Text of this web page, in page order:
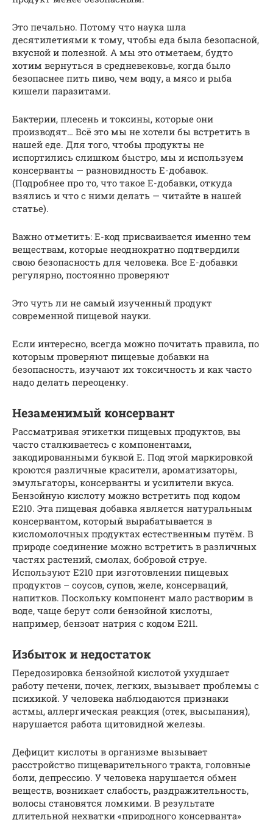
Это печально. Потому что наука шла
десятилетиями к тому, чтобы еда была безопасной,
вкусной и полезной. А мы это отметаем, будто
хотим вернуться в средневековье, когда было
безопаснее пить пиво, чем воду, а мясо и рыба
кишели паразитами.
Бактерии, плесень и токсины, которые они
производят… Всё это мы не хотели бы встретить в
нашей еде. Для того, чтобы продукты не
испортились слишком быстро, мы и используем
консерванты — разновидность Е-добавок.
(Подробнее про то, что такое Е-добавки, откуда
взялись и что с ними делать — читайте в нашей
статье).
Важно отметить: Е-код присваивается именно тем
веществам, которые неоднократно подтвердили
свою безопасность для человека. Все Е-добавки
регулярно, постоянно проверяют
Это чуть ли не самый изученный продукт
современной пищевой науки.
Если интересно, всегда можно почитать правила, по
которым проверяют пищевые добавки на
безопасность, изучают их токсичность и как часто
надо делать переоценку.
Незаменимый консервант
Рассматривая этикетки пищевых продуктов, вы
часто сталкиваетесь с компонентами,
закодированными буквой Е. Под этой маркировкой
кроются различные красители, ароматизаторы,
эмульгаторы, консерванты и усилители вкуса.
Бензойную кислоту можно встретить под кодом
Е210. Эта пищевая добавка является натуральным
консервантом, который вырабатывается в
кисломолочных продуктах естественным путём. В
природе соединение можно встретить в различных
частях растений, смолах, бобровой струе.
Используют Е210 при изготовлении пищевых
продуктов – соусов, супов, желе, консерваций,
напитков. Поскольку компонент мало растворим в
воде, чаще берут соли бензойной кислоты,
например, бензоат натрия с кодом Е211.
Избыток и недостаток
Передозировка бензойной кислотой ухудшает
работу печени, почек, легких, вызывает проблемы с
психикой. У человека наблюдаются признаки
астмы, аллергическая реакция (отек, высыпания),
нарушается работа щитовидной железы.
Дефицит кислоты в организме вызывает
расстройство пищеварительного тракта, головные
боли, депрессию. У человека нарушается обмен
веществ, возникает слабость, раздражительность,
волосы становятся ломкими. В результате
длительной нехватки «природного консерванта»